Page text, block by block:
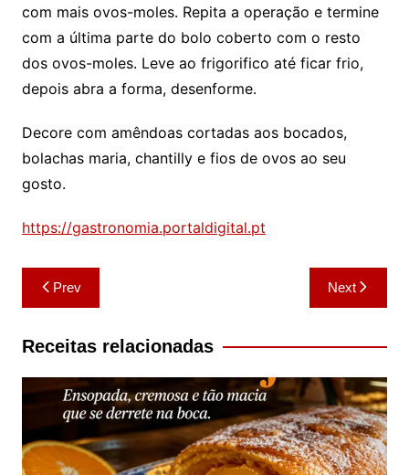
com mais ovos-moles. Repita a operação e termine
com a última parte do bolo coberto com o resto
dos ovos-moles. Leve ao frigorifico até ficar frio,
depois abra a forma, desenforme.
Decore com amêndoas cortadas aos bocados,
bolachas maria, chantilly e fios de ovos ao seu
gosto.
https://gastronomia.portaldigital.pt
Navegação
de
artigos
Prev Next
Receitas relacionadas